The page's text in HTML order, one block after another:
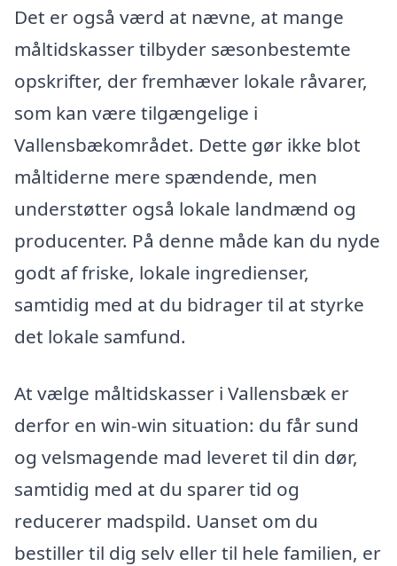
Det er også værd at nævne, at mange
måltidskasser tilbyder sæsonbestemte
opskrifter, der fremhæver lokale råvarer,
som kan være tilgængelige i
Vallensbækområdet. Dette gør ikke blot
måltiderne mere spændende, men
understøtter også lokale landmænd og
producenter. På denne måde kan du nyde
godt af friske, lokale ingredienser,
samtidig med at du bidrager til at styrke
det lokale samfund.
At vælge måltidskasser i Vallensbæk er
derfor en win-win situation: du får sund
og velsmagende mad leveret til din dør,
samtidig med at du sparer tid og
reducerer madspild. Uanset om du
bestiller til dig selv eller til hele familien, er